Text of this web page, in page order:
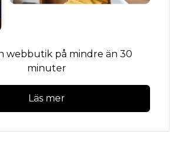
webbutik på mindre än 30
minuter
Läs mer